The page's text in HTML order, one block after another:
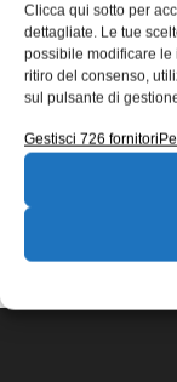
Clicca qui sotto per
dettagliate. Le tue
possibile modificare le
ritiro del consenso,
sul pulsante di
Gestisci 726 fornitori